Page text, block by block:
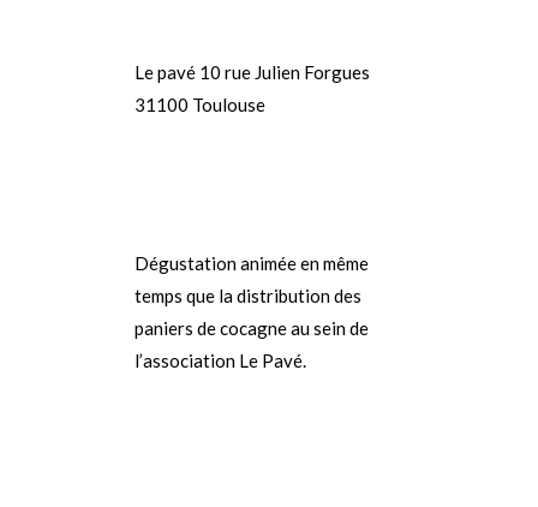
Le pavé 10 rue Julien Forgues
31100 Toulouse
Dégustation animée en même
temps que la distribution des
paniers de cocagne au sein de
l’association Le Pavé.